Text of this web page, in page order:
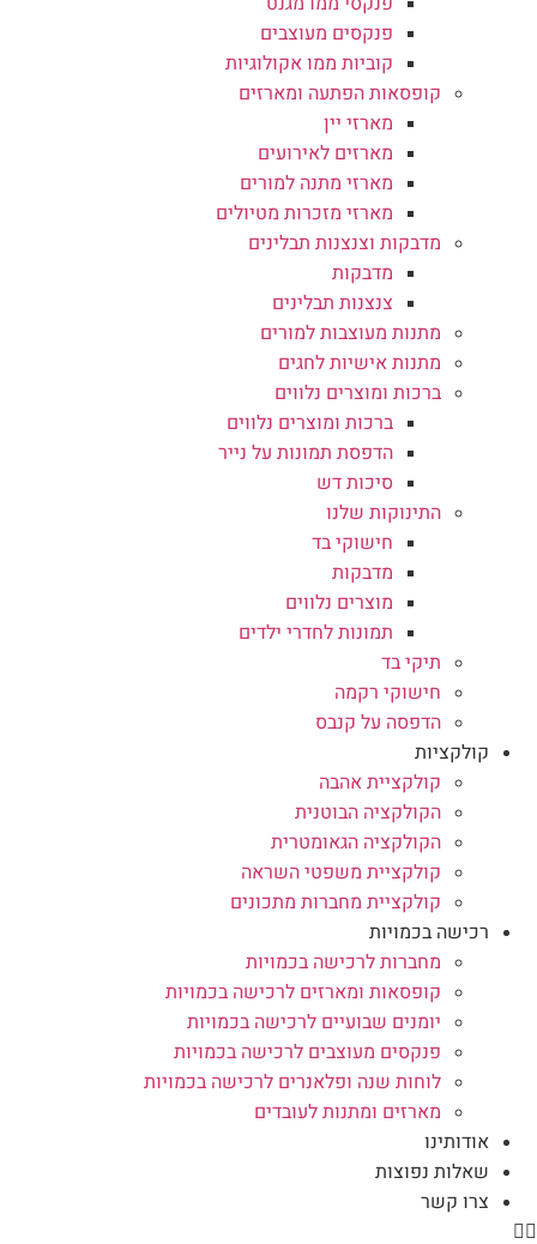
פנקסים מעוצבים
קוביות ממו אקולוגיות
קופסאות הפתעה ומארזים
מארזי יין
מארזים לאירועים
מארזי מתנה למורים
מארזי מזכרות מטיולים
מדבקות וצנצנות תבלינים
מדבקות
צנצנות תבלינים
מתנות מעוצבות למורים
מתנות אישיות לחגים
ברכות ומוצרים נלווים
ברכות ומוצרים נלווים
הדפסת תמונות על נייר
סיכות דש
התינוקות שלנו
חישוקי בד
מדבקות
מוצרים נלווים
תמונות לחדרי ילדים
תיקי בד
חישוקי רקמה
הדפסה על קנבס
קולקציות
קולקציית אהבה
הקולקציה הבוטנית
הקולקציה הגאומטרית
קולקציית משפטי השראה
קולקציית מחברות מתכונים
רכישה בכמויות
מחברות לרכישה בכמויות
קופסאות ומארזים לרכישה בכמויות
יומנים שבועיים לרכישה בכמויות
פנקסים מעוצבים לרכישה בכמויות
לוחות שנה ופלאנרים לרכישה בכמויות
מארזים ומתנות לעובדים
אודותינו
שאלות נפוצות
צרו קשר